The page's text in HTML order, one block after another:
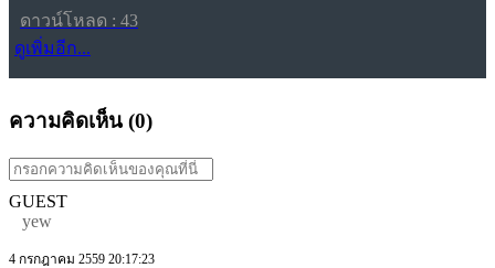
ดาวน์โหลด : 43
ดูเพิ่มอีก...
ความคิดเห็น (0)
GUEST
yew
4 กรกฎาคม 2559 20:17:23